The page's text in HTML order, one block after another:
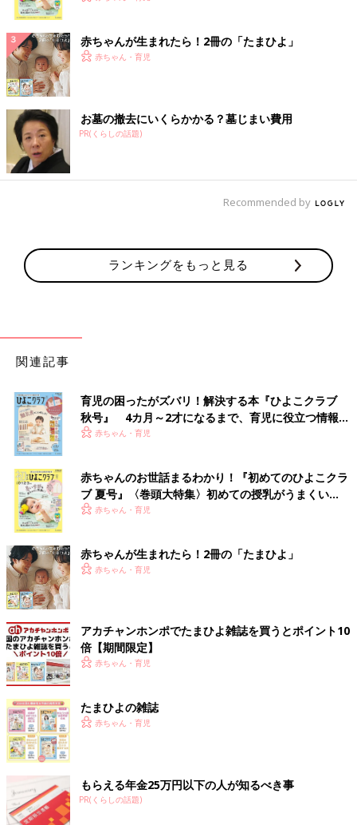
赤ちゃんが生まれたら！2冊の「たまひよ」
赤ちゃん・育児
お墓の撤去にいくらかかる？墓じまい費用
PR(くらしの話題)
Recommended by
ランキングをもっと見る
関連記事
育児の困ったがズバリ！解決する本『ひよこクラブ
秋号』 4カ月～2才になるまで、育児に役立つ情報が
いっぱい！
赤ちゃん・育児
赤ちゃんのお世話まるわかり！『初めてのひよこクラ
ブ 夏号』〈巻頭大特集〉初めての授乳がうまくい
く！ おっぱい・ミルクの基本と夏のトラブル 解決テ
赤ちゃん・育児
赤ちゃんが生まれたら！2冊の「たまひよ」
赤ちゃん・育児
アカチャンホンポでたまひよ雑誌を買うとポイント10
倍【期間限定】
赤ちゃん・育児
たまひよの雑誌
赤ちゃん・育児
もらえる年金25万円以下の人が知るべき事
PR(くらしの話題)